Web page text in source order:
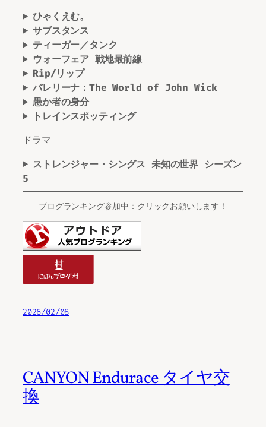
ひゃくえむ。
サブスタンス
ティーガー／タンク
ウォーフェア 戦地最前線
Rip/リップ
バレリーナ：The World of John Wick
愚か者の身分
トレインスポッティング
ドラマ
ストレンジャー・シングス 未知の世界 シーズン
5
ブログランキング参加中：クリックお願いします！
2026/02/08
CANYON Endurace タイヤ交
換